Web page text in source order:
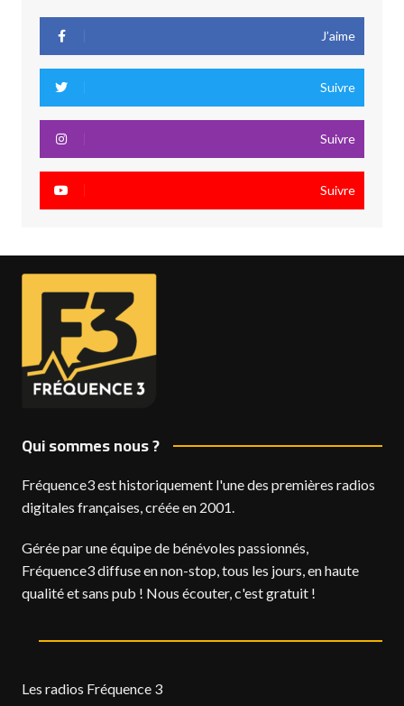
J’aime
Suivre
Suivre
Suivre
Qui sommes nous ?
Fréquence3 est historiquement l'une des premières radios
digitales françaises, créée en 2001.
Gérée par une équipe de bénévoles passionnés,
Fréquence3 diffuse en non-stop, tous les jours, en haute
qualité et sans pub ! Nous écouter, c'est gratuit !
Les radios Fréquence 3